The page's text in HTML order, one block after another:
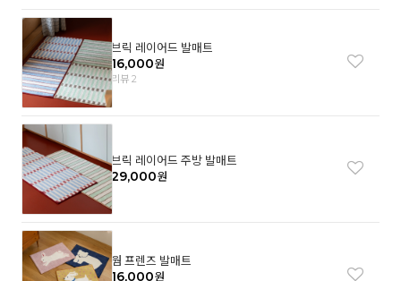
브릭 레이어드 발매트
16,000원
리뷰 2
브릭 레이어드 주방 발매트
29,000원
웜 프렌즈 발매트
16,000원